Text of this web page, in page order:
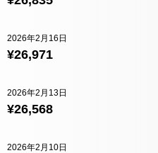
¥26,971
2026年2月16日
¥26,568
2026年2月13日
2026年2月10日